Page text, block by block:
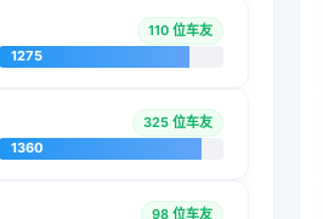
110 位车友
1275
325 位车友
1360
98 位车友